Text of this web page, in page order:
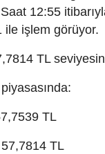
12:55
ile işlem görüyor.
TL
TL
57,7814 TL